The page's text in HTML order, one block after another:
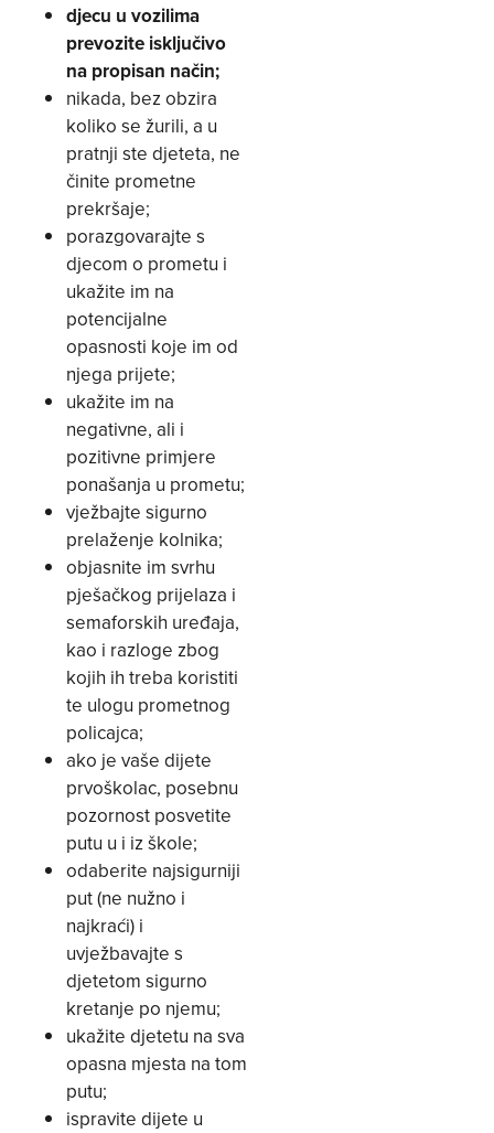
djecu u vozilima
prevozite isključivo
na propisan način;
nikada, bez obzira
koliko se žurili, a u
pratnji ste djeteta, ne
činite prometne
prekršaje;
porazgovarajte s
djecom o prometu i
ukažite im na
potencijalne
opasnosti koje im od
njega prijete;
ukažite im na
negativne, ali i
pozitivne primjere
ponašanja u prometu;
vježbajte sigurno
prelaženje kolnika;
objasnite im svrhu
pješačkog prijelaza i
semaforskih uređaja,
kao i razloge zbog
kojih ih treba koristiti
te ulogu prometnog
policajca;
ako je vaše dijete
prvoškolac, posebnu
pozornost posvetite
putu u i iz škole;
odaberite najsigurniji
put (ne nužno i
najkraći) i
uvježbavajte s
djetetom sigurno
kretanje po njemu;
ukažite djetetu na sva
opasna mjesta na tom
putu;
ispravite dijete u